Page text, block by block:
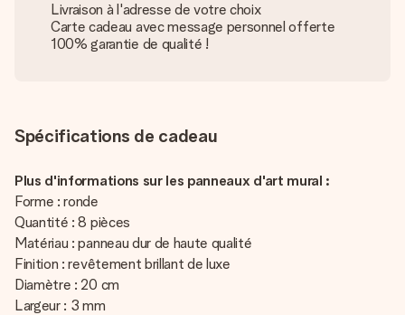
Livraison à l'adresse de votre choix
Carte cadeau avec message personnel offerte
100% garantie de qualité !
Spécifications de cadeau
Plus d'informations sur les panneaux d'art mural :
Forme : ronde
Quantité : 8 pièces
Matériau : panneau dur de haute qualité
Finition : revêtement brillant de luxe
Diamètre : 20 cm
Largeur : 3 mm